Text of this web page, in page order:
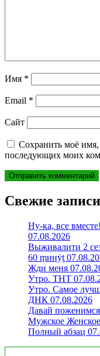
Имя *
Email *
Сайт
Сохранить моё имя,
последующих моих
Свежие записи
Ну-ка, все
07.08.2026
Выживалити 2
60 ṃинẏƫ
Жди меня
Утро. ТНТ
Утро. Самое
ДНК 07.08.2026
Давай
Мужское
Полный абзац